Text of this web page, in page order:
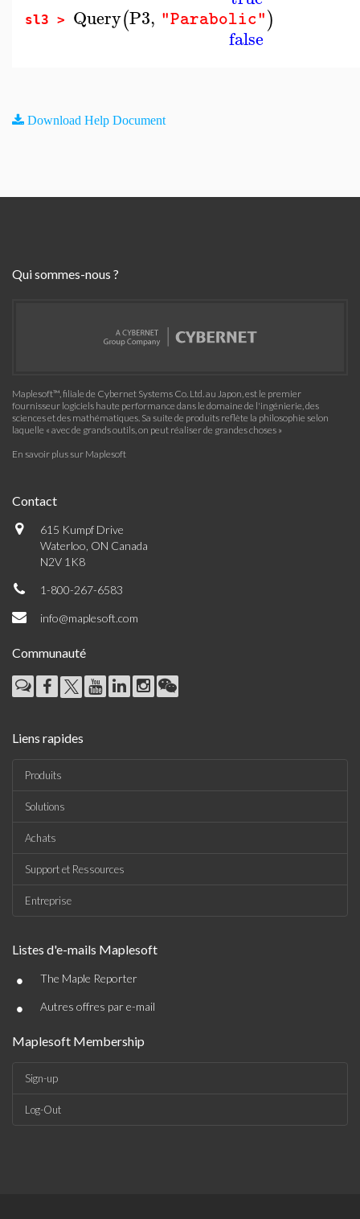
sl3 > Query(P3, "Parabolic")
false
Download Help Document
Qui sommes-nous ?
Maplesoft™, filiale de Cybernet Systems Co. Ltd. au Japon, est le premier
fournisseur logiciels haute performance dans le domaine de l'ingénierie, des
sciences et des mathématiques. Sa suite de produits reflète la philosophie selon
laquelle « avec de grands outils, on peut réaliser de grandes choses »
En savoir plus sur Maplesoft
Contact
615 Kumpf Drive
Waterloo, ON Canada
N2V 1K8
1-800-267-6583
info@maplesoft.com
Communauté
Liens rapides
Produits
Solutions
Achats
Support et Ressources
Entreprise
Listes d'e-mails Maplesoft
• The Maple Reporter
• Autres offres par e-mail
Maplesoft Membership
Sign-up
Log-Out